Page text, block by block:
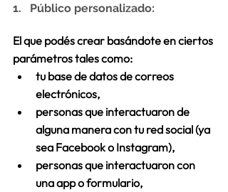
1.   Público personalizado:
El que podés crear basándote en ciertos
parámetros tales como:
tu base de datos de correos
electrónicos,
personas que interactuaron de
alguna manera con tu red social (ya
sea Facebook o Instagram),
personas que interactuaron con
una app o formulario,